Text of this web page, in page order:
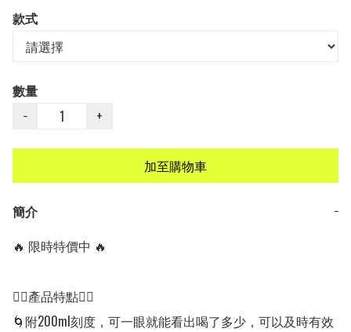
款式
數量
−
+
加至購物車
簡介
−
🔥 限時特價中 🔥
👍🏻產品特點👍🏻
🌀附200ml刻度，可一眼就能看出喝了多少，可以及時有效